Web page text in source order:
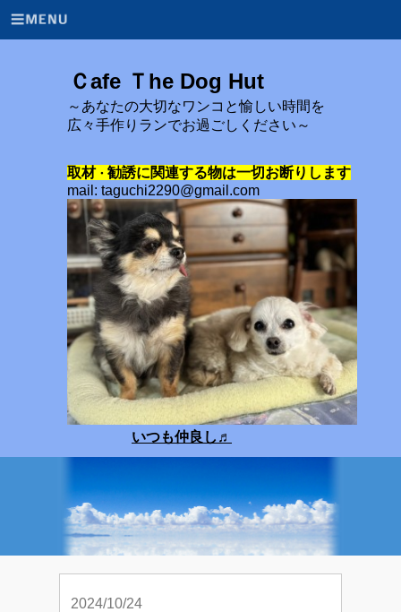
Ｃafe Ｔhe Dog Hut
～あなたの大切なワンコと愉しい時間を
広々手作りランでお過ごしください～
取材・ 勧誘に関連する物は一切お断りします
mail: taguchi2290@gmail.com
いつも仲良し ♬
2024/10/24